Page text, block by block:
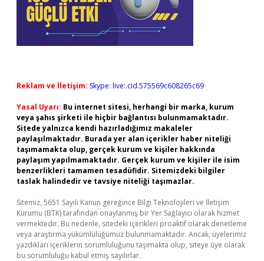
Reklam ve İletişim: Skype: live:.cid.575569c608265c69
Yasal Uyarı: Bu internet sitesi, herhangi bir marka, kurum
veya şahıs şirketi ile hiçbir bağlantısı bulunmamaktadır.
Sitede yalnızca kendi hazırladığımız makaleler
paylaşılmaktadır. Burada yer alan içerikler haber niteliği
taşımamakta olup, gerçek kurum ve kişiler hakkında
paylaşım yapılmamaktadır. Gerçek kurum ve kişiler ile isim
benzerlikleri tamamen tesadüfidir. Sitemizdeki bilgiler
taslak halindedir ve tavsiye niteliği taşımazlar.
Sitemiz, 5651 Sayılı Kanun gereğince Bilgi Teknolojileri ve İletişim
Kurumu (BTK) tarafından onaylanmış bir Yer Sağlayıcı olarak hizmet
vermektedir. Bu nedenle, sitedeki içerikleri proaktif olarak denetleme
veya araştırma yükümlülüğümüz bulunmamaktadır. Ancak, üyelerimiz
yazdıkları içeriklerin sorumluluğunu taşımakta olup, siteye üye olarak
bu sorumluluğu kabul etmiş sayılırlar.